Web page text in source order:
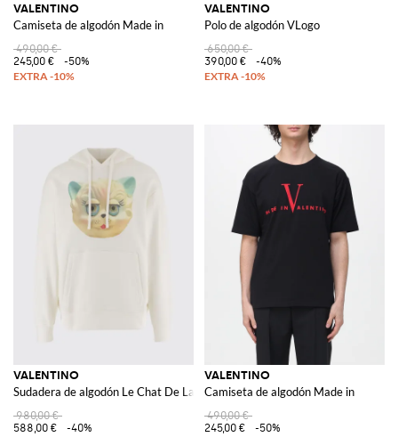
VALENTINO
Camiseta de algodón Made in
490,00 €
245,00 €
-50%
VALENTINO
Polo de algodón VLogo
650,00 €
390,00 €
-40%
VALENTINO
Sudadera de algodón Le Chat De La Maison
980,00 €
588,00 €
-40%
VALENTINO
Camiseta de algodón Made in
490,00 €
245,00 €
-50%